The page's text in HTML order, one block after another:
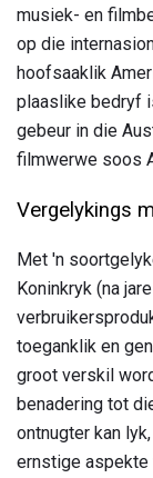
musiek- en
op die
hoofsaaklik
plaaslike bedryf
gebeur in die
filmwerwe soos
Vergelykings
Met 'n
Koninkryk (na
toeganklik en
groot verskil
benadering tot
ontnugter kan
ernstige aspekte